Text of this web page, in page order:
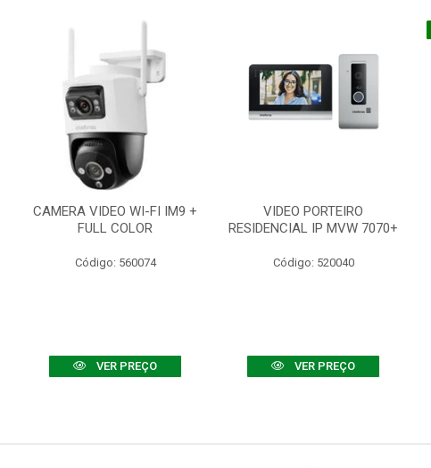
CAMERA VIDEO WI-FI IM9 +
FULL COLOR
Código: 560074
VER PREÇO
VIDEO PORTEIRO
RESIDENCIAL IP MVW 7070+
Código: 520040
VER PREÇO